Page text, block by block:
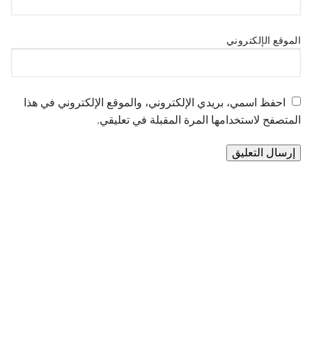
الموقع الإلكتروني
احفظ اسمي، بريدي الإلكتروني، والموقع الإلكتروني في هذا
المتصفح لاستخدامها المرة المقبلة في تعليقي.